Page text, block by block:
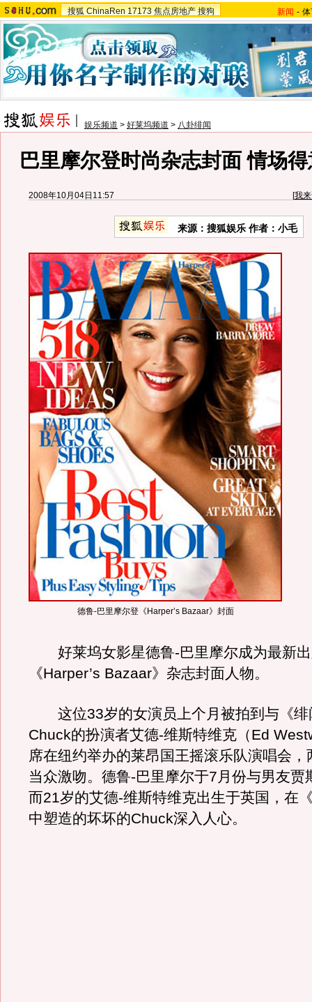
搜狐 ChinaRen 17173 焦点房地产 搜狗 新闻 -
娱乐频道 > 好莱坞频道 > 八卦绯闻
巴里摩尔登时尚杂志封面 情场
2008年10月04日11:57 [我
来源：搜狐娱乐 作者：小毛
德鲁-巴里摩尔登《Harper’s Bazaar》封面
好莱坞女影星德鲁-巴里摩尔成为最新
《Harper’s Bazaar》杂志封面人物。
这位33岁的女演员上个月被拍到与《绯
Chuck的扮演者艾德-维斯特维克（Ed
席在纽约举办的莱昂国王摇滚乐队演唱会，
当众激吻。德鲁-巴里摩尔于7月份与男友贾
而21岁的艾德-维斯特维克出生于英国，在
中塑造的坏坏的Chuck深入人心。